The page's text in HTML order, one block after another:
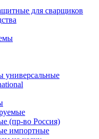
для сварщиков
универсальные
(пр-во Россия)
импортные